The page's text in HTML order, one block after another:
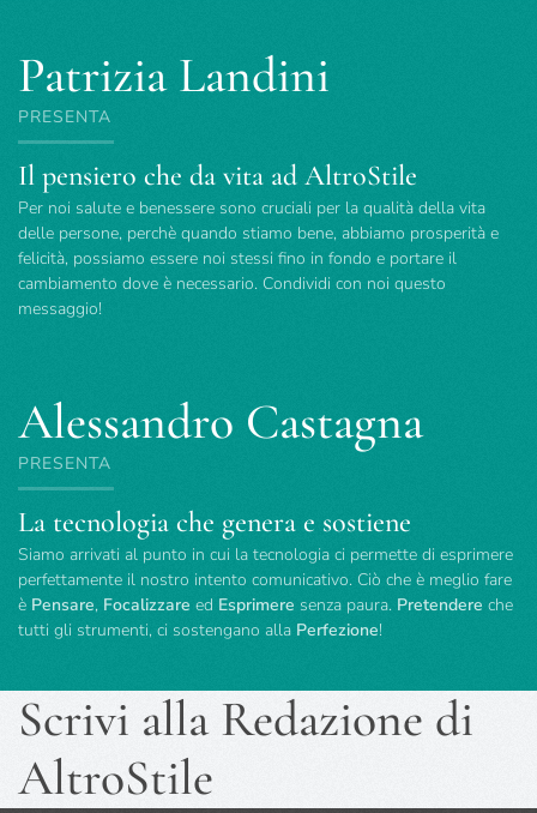
Patrizia Landini
PRESENTA
Il pensiero che da vita ad AltroStile
Per noi salute e benessere sono cruciali per la qualità della vita
delle persone, perchè quando stiamo bene, abbiamo prosperità e
felicità, possiamo essere noi stessi fino in fondo e portare il
cambiamento dove è necessario. Condividi con noi questo
messaggio!
Alessandro Castagna
PRESENTA
La tecnologia che genera e sostiene
Siamo arrivati al punto in cui la tecnologia ci permette di esprimere
perfettamente il nostro intento comunicativo. Ciò che è meglio fare
è Pensare, Focalizzare ed Esprimere senza paura. Pretendere che
tutti gli strumenti, ci sostengano alla Perfezione!
Scrivi alla Redazione di
AltroStile